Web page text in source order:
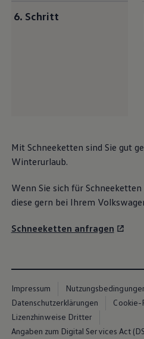
6. Schritt
Mit Schneeketten sind Sie gut
Winterurlaub.
Wenn Sie sich für
diese gern bei Ihrem
Schneeketten anfragen
Impressum
Datenschutzerklärungen
Cookie-
Lizenzhinweise Dritter
Angaben zum Digital Services Act